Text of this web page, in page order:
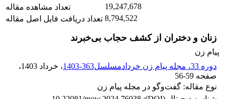
تعداد مشاهده مقاله
19,247,678
تعداد دریافت فایل اصل مقاله 8,794,522
زنان و دختران از کشف حجاب بی‌خبرند
پیام زن
دوره 33، مجله پیام زن خردادمسلسل363-1403
، خرداد 1403
،
صفحه 56-59
نوع مقاله: گفت‌وگو در مجله پیام زن